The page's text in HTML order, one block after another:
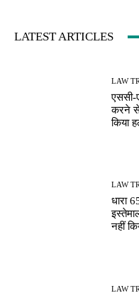
LATEST ARTICLES
LAW
एससी-
करने से
किया
LAW
धारा
नहीं
LAW